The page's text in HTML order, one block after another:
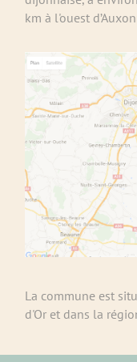
km à l'ouest
La commune est
d'Or et dans la